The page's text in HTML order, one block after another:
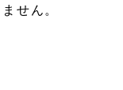
せん。